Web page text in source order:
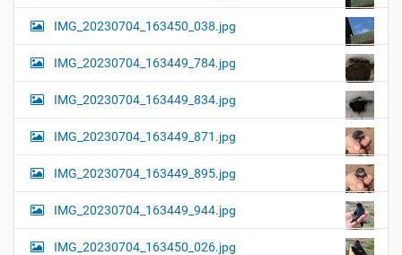
IMG_20230704_163450_038.jpg
IMG_20230704_163449_784.jpg
IMG_20230704_163449_834.jpg
IMG_20230704_163449_871.jpg
IMG_20230704_163449_895.jpg
IMG_20230704_163449_944.jpg
IMG_20230704_163450_026.jpg